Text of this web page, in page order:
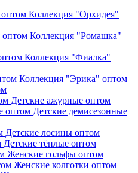
Коллекция "Орхидея"
Коллекция "Ромашка"
Коллекция "Фиалка"
Коллекция "Эрика" оптом
Детские ажурные оптом
Детские демисезонные
Детские лосины оптом
Детские тёплые оптом
Женские гольфы оптом
Женские колготки оптом